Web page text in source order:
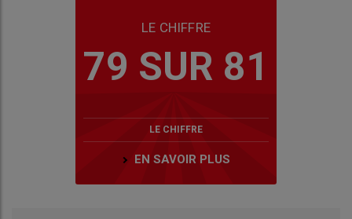
LE CHIFFRE
79 SUR 81
LE CHIFFRE
EN SAVOIR PLUS